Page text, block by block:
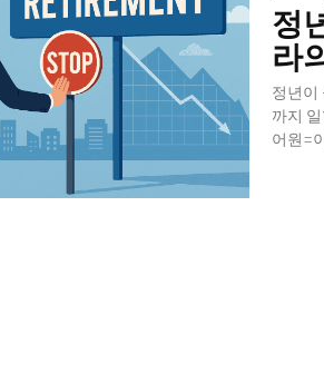
정
라
정년이
까지
어원=